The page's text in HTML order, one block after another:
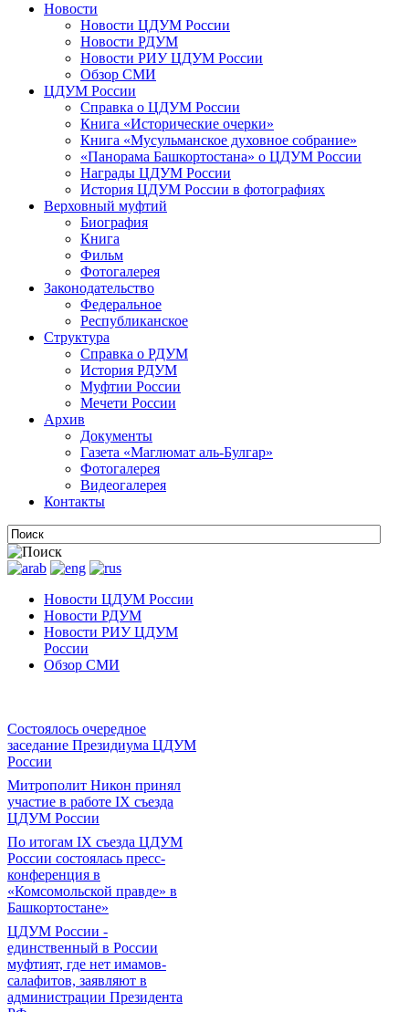
Новости
Новости ЦДУМ России
Новости РДУМ
Новости РИУ ЦДУМ России
Обзор СМИ
ЦДУМ России
Справка о ЦДУМ России
Книга «Исторические очерки»
Книга «Мусульманское духовное собрание»
«Панорама Башкортостана» о ЦДУМ России
Награды ЦДУМ России
История ЦДУМ России в фотографиях
Верховный муфтий
Биография
Книга
Фильм
Фотогалерея
Законодательство
Федеральное
Республиканское
Структура
Справка о РДУМ
История РДУМ
Муфтии России
Мечети России
Архив
Документы
Газета «Маглюмат аль-Булгар»
Фотогалерея
Видеогалерея
Контакты
Новости ЦДУМ России
Новости РДУМ
Новости РИУ ЦДУМ
России
Обзор СМИ
Состоялось очередное
заседание Президиума ЦДУМ
России
Митрополит Никон принял
участие в работе IX съезда
ЦДУМ России
По итогам IX съезда ЦДУМ
России состоялась пресс-
конференция в
«Комсомольской правде» в
Башкортостане»
ЦДУМ России -
единственный в России
муфтият, где нет имамов-
салафитов, заявляют в
администрации Президента